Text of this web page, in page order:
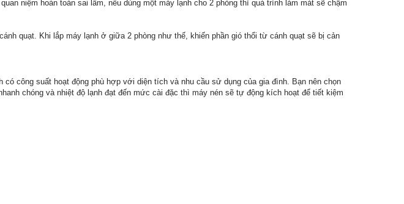
niệm hoàn toàn sai lầm, nếu dùng một máy lạnh cho 2 phòng thì quá trình làm mát sẽ chậm
quạt. Khi lắp máy lạnh ở giữa 2 phòng như thế, khiến phần gió thổi từ cánh quạt sẽ bị cản
công suất hoạt động phù hợp với diện tích và nhu cầu sử dụng của gia đình. Bạn nên chọn
chóng và nhiệt độ lạnh đạt đến mức cài đặc thì máy nén sẽ tự động kích hoạt để tiết kiệm